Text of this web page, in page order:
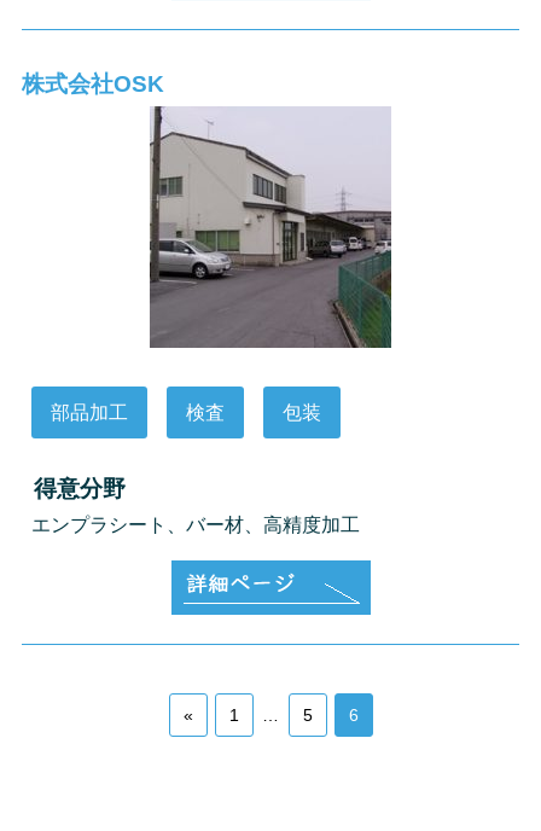
株式会社OSK
部品加工 検査 包装
得意分野
エンプラシート、バー材、高精度加工
« 1 5 6